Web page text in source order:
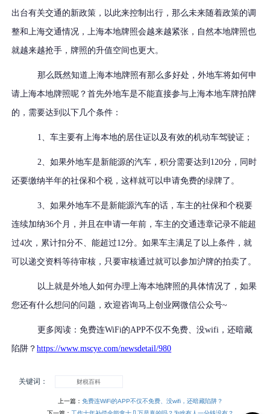
出台有关交通的新政策，以此来控制出行，那么未来随着政策的调
整和上海交通情况，上海本地牌照会越来越紧张，自然本地牌照也
就越来越抢手，牌照的升值空间也更大。
那么既然知道上海本地牌照有那么多好处，外地车将如何申
请上海本地牌照呢？首先外地车是不能直接参与上海本地车牌拍牌
的，需要达到以下几个条件：
1、车主要有上海本地的居住证以及有效的机动车驾驶证；
2、如果外地车是新能源的汽车，积分需要达到 120分，同时
还要缴纳半年的社保和个税，这样就可以申请免费的绿牌了。
3、如果外地车不是新能源汽车的话，车主的社保和个税要
连续加纳36个月，并且在申请一年前，车主的交通违章记录不能超
过4次，累计扣分不、能超过12分。如果车主满足了以上条件，就
可以递交资料等待审核，只要审核通过就可以参加沪牌的拍卖了。
以上就是外地人如何办理上海本地牌照的具体情况了，如果
您还有什么想问的问题，欢迎咨询马上创业网微信公众号~
更多阅读：免费连WiFi的APP不仅不免费、没wifi ，还暗藏
陷阱？https://www.mscye.com/newsdetail/980
关键词： 财税百科
上一篇： 免费连WiFi的APP不仅不免费、没wifi，还暗藏陷阱？